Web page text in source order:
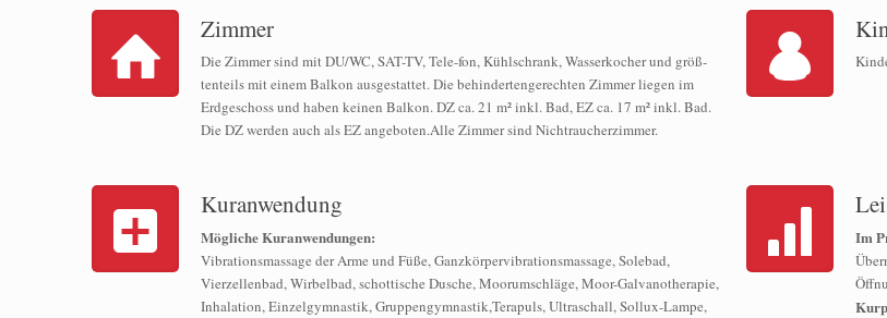
Zimmer
Die Zimmer sind mit DU/WC, SAT-TV, Tele-fon, Kühlschrank, Wasserkocher und größ-
tenteils mit einem Balkon ausgestattet. Die behindertengerechten Zimmer liegen im
Erdgeschoss und haben keinen Balkon. DZ ca. 21 m² inkl. Bad, EZ ca. 17 m² inkl. Bad.
Die DZ werden auch als EZ angeboten.Alle Zimmer sind Nichtraucherzimmer.
Kuranwendung
Mögliche Kuranwendungen:
Vibrationsmassage der Arme und Füße, Ganzkörpervibrationsmassage, Solebad,
Vierzellenbad, Wirbelbad, schottische Dusche, Moorumschläge, Moor-Galvanotherapie,
Inhalation, Einzelgymnastik, Gruppengymnastik,Terapuls, Ultraschall, Sollux-Lampe,
Im